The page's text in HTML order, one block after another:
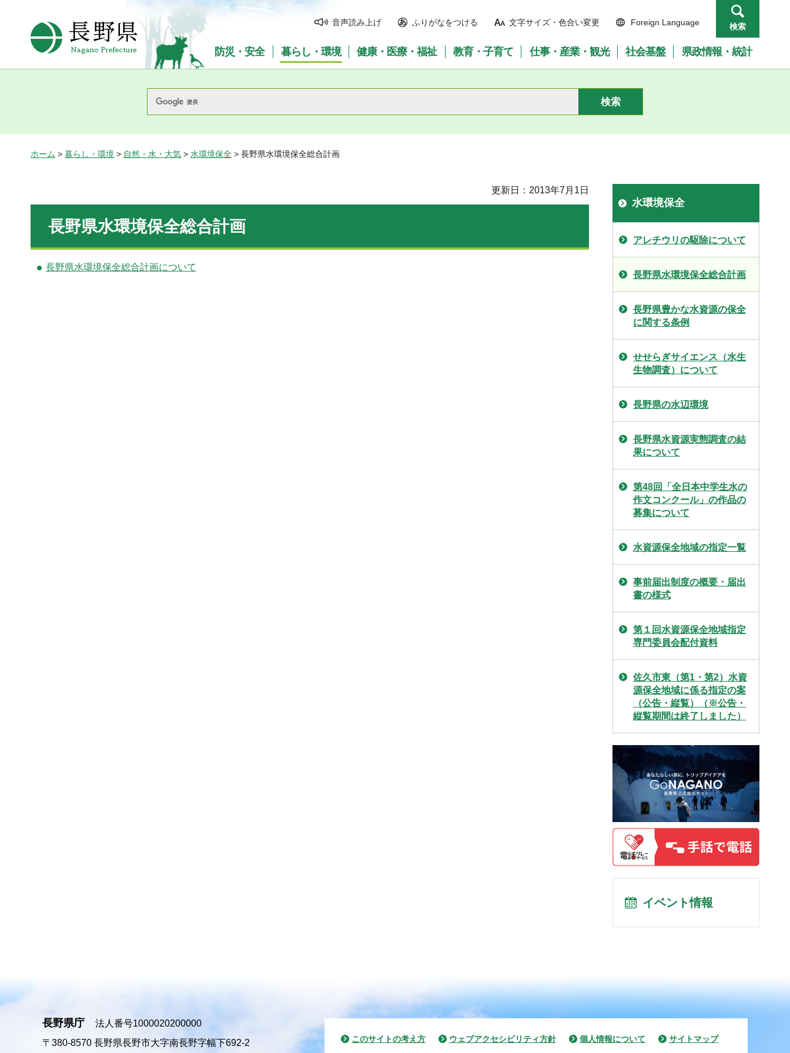
長野県Nagano Prefecture
音声読み上げ ふりがなをつける 文字サイズ・色合い変更 Foreign Language 検索
防災・安全 暮らし・環境 健康・医療・福祉 教育・子育て 仕事・産業・観光 社会基盤 県政情報・統計
ホーム > 暮らし・環境 > 自然・水・大気 > 水環境保全 > 長野県水環境保全総合計画
更新日：2013年7月1日
長野県水環境保全総合計画
長野県水環境保全総合計画について
水環境保全
アレチウリの駆除について
長野県水環境保全総合計画
長野県豊かな水資源の保全
に関する条例
せせらぎサイエンス（水生
生物調査）について
長野県の水辺環境
長野県水資源実態調査の結
果について
第48回「全日本中学生水の
作文コンクール」の作品の
募集について
水資源保全地域の指定一覧
事前届出制度の概要・届出
書の様式
第１回水資源保全地域指定
専門委員会配付資料
佐久市東（第1・第2）水資
源保全地域に係る指定の案
（公告・縦覧）（※公告・
縦覧期間は終了しました）
イベント情報
長野県庁
法人番号1000020200000
〒380-8570 長野県長野市大字南長野字幅下692-2 このサイトの考え方 ウェブアクセシビリティ方針 個人情報について サイトマップ